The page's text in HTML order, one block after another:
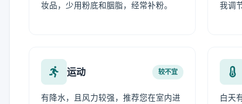
妆品，少用粉底和胭脂，经常补粉。
我调
运动 较不宜
有降水，且风力较强，推荐您在室内进
白天